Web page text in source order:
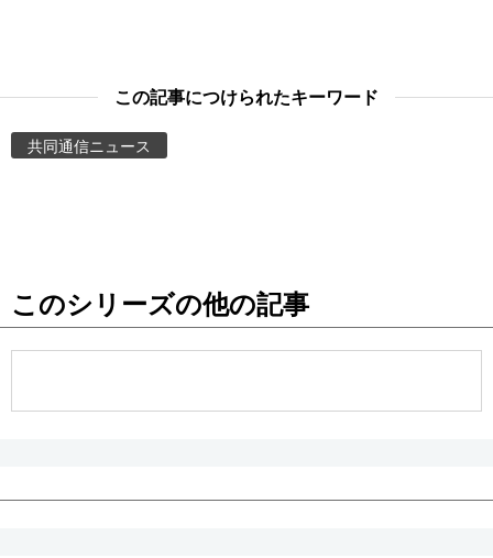
お知らせ
この記事につけられたキーワード
共同通信ニュース
このシリーズの他の記事